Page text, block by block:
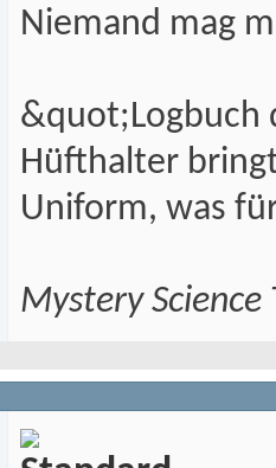
Niemand mag
&quot;Logbuch
Hüfthalter
Uniform, was
Mystery